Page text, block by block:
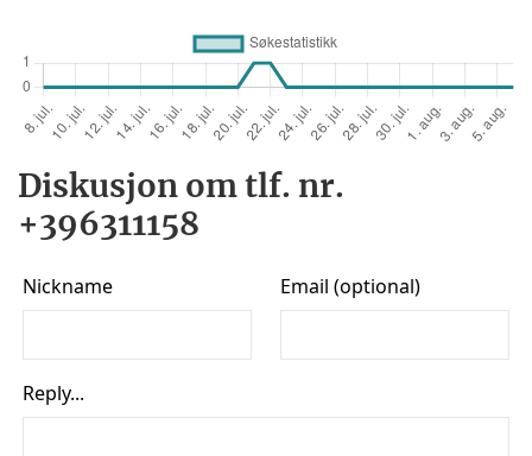
Diskusjon om tlf. nr.
+396311158